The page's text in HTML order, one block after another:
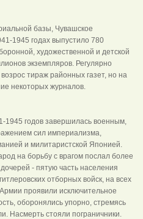
базы, Чувашское
1945 годах выпустило 780
художественной и детской
экземпляров. Регулярно
тираж районных газет, но на
некоторых журналов.
1945 годов завершилась военным,
сил империализма,
и милитаристской Японией.
на борьбу с врагом послал более
- пятую часть населения
отборных войск, на всех
проявили исключительное
оборонялись упорно, стремясь
Насмерть стояли пограничники.